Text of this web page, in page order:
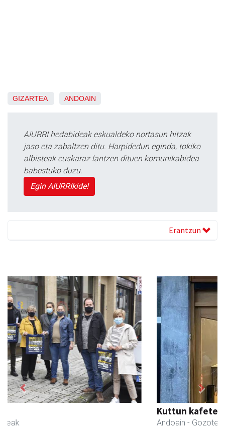
GIZARTEA ANDOAIN
AIURRI hedabideak eskualdeko nortasun hitzak
jaso eta zabaltzen ditu. Harpidedun eginda, tokiko
albisteak euskaraz lantzen dituen komunikabidea
babestuko duzu.
Egin AIURRIkide!
Erantzun
Andoain
Previous Next